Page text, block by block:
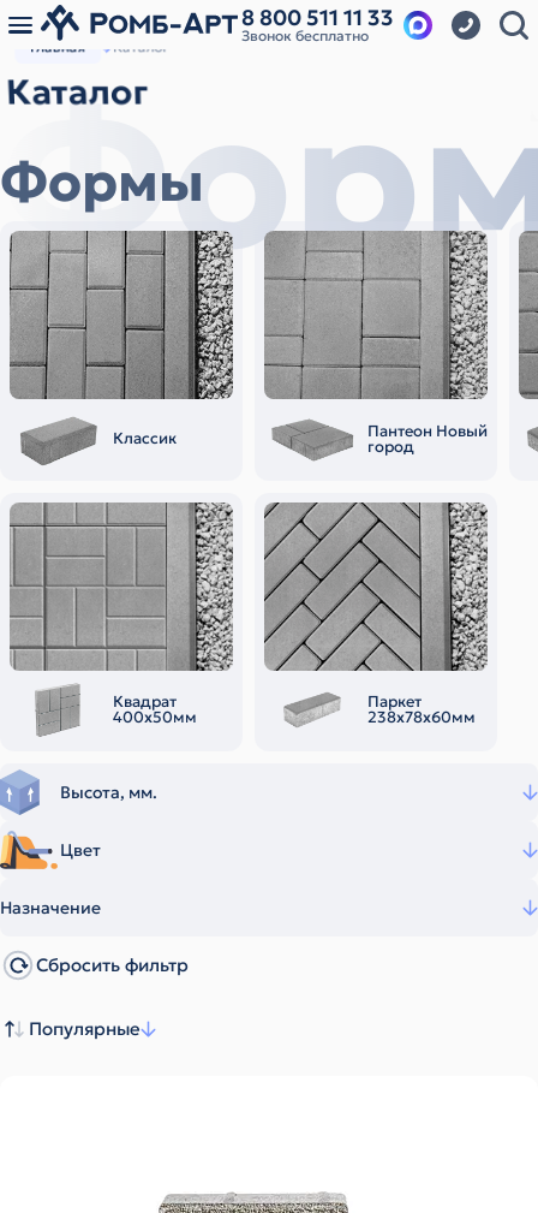
8 800 511 11 33
Звонок бесплатно
Главная Каталог
Каталог
Формы
Классик Пантеон Новый
город
Квадрат
400х50мм
Паркет
238х78х60мм
Высота, мм.
Цвет
Назначение
Сбросить фильтр
Популярные